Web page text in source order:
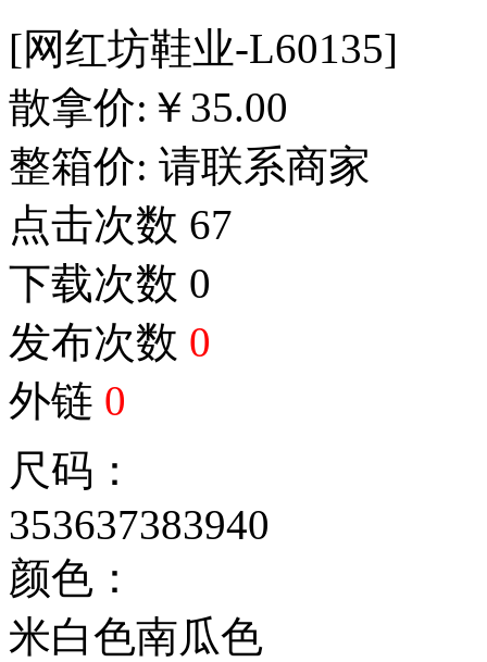
[网红坊鞋业-L60135]
散拿价: ￥ 35.00
整箱价: 请联系商家
点击次数 67
下载次数 0
发布次数 0
外链 0
尺码：
353637383940
颜色：
米白色南瓜色